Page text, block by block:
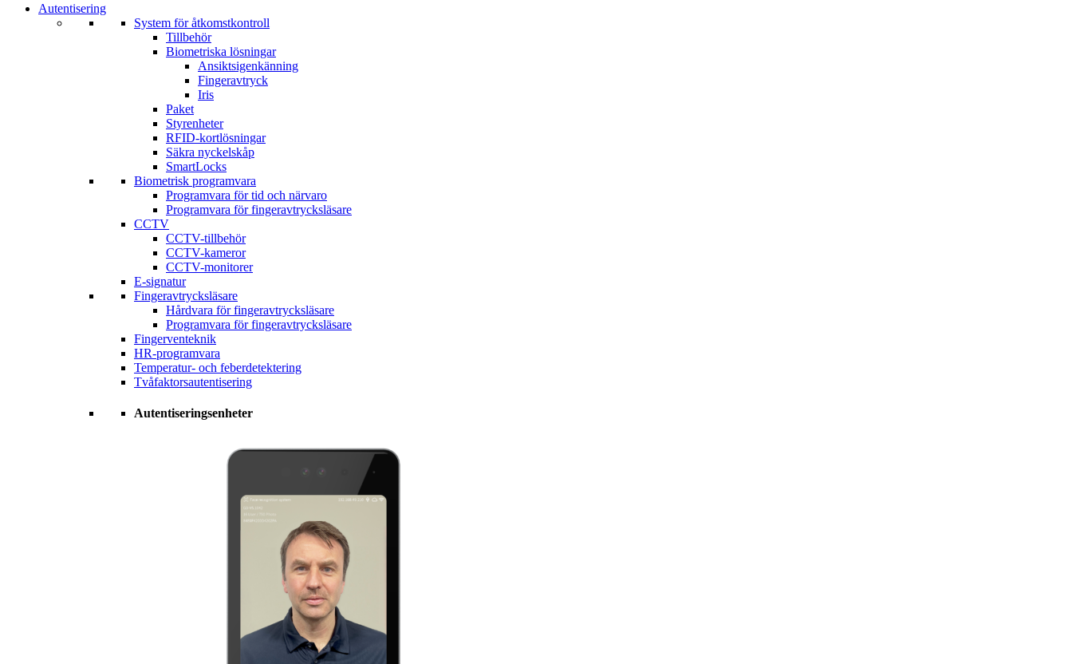
Autentisering
System för åtkomstkontroll
Tillbehör
Biometriska lösningar
Ansiktsigenkänning
Fingeravtryck
Iris
Paket
Styrenheter
RFID-kortlösningar
Säkra nyckelskåp
SmartLocks
Biometrisk programvara
Programvara för tid och närvaro
Programvara för fingeravtrycksläsare
CCTV
CCTV-tillbehör
CCTV-kameror
CCTV-monitorer
E-signatur
Fingeravtrycksläsare
Hårdvara för fingeravtrycksläsare
Programvara för fingeravtrycksläsare
Fingerventeknik
HR-programvara
Temperatur- och feberdetektering
Tvåfaktorsautentisering
Autentiseringsenheter